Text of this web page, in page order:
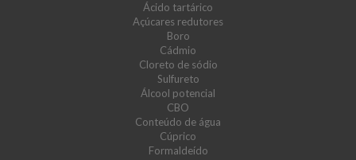
Ácido tartárico
Açúcares redutores
Boro
Cádmio
Cloreto de sódio
Sulfureto
Álcool potencial
CBO
Conteúdo de água
Cúprico
Formaldeído